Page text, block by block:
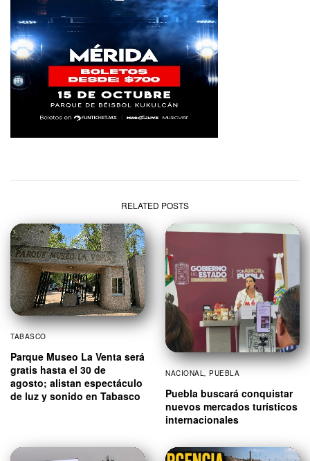
RELATED POSTS
TABASCO
Parque Museo La Venta será
gratis hasta el 30 de
agosto; alistan espectáculo
de luz y sonido en Tabasco
NACIONAL, PUEBLA
Puebla buscará conquistar
nuevos mercados turísticos
internacionales